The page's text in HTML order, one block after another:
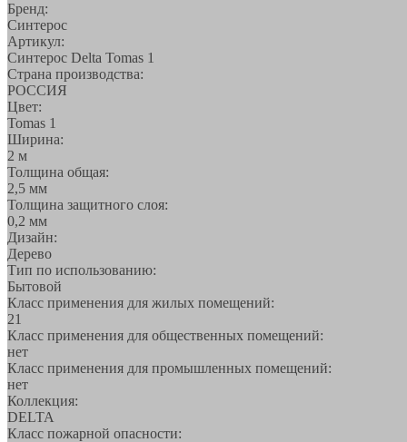
Бренд:
Синтерос
Артикул:
Синтерос Delta Tomas 1
Страна производства:
РОССИЯ
Цвет:
Tomas 1
Ширина:
2 м
Толщина общая:
2,5 мм
Толщина защитного слоя:
0,2 мм
Дизайн:
Дерево
Тип по использованию:
Бытовой
Класс применения для жилых помещений:
21
Класс применения для общественных помещений:
нет
Класс применения для промышленных помещений:
нет
Коллекция:
DELTA
Класс пожарной опасности: